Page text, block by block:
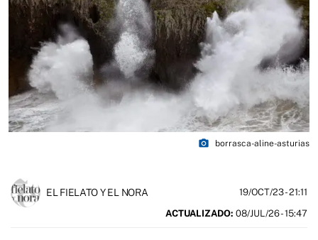
photo_camera borrasca-aline-asturias
EL FIELATO Y EL NORA 19/OCT/23- 21:11
ACTUALIZADO: 08/JUL/26 - 15:47